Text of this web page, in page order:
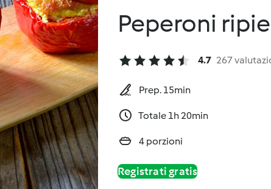
Peperoni
4.7 267
Prep. 15min
Totale 1h 20min
4 porzioni
Registrati gratis